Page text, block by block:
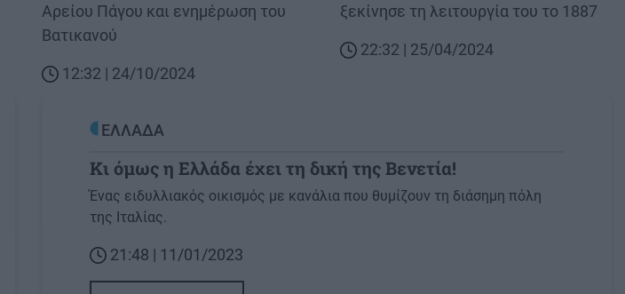
Αρείου Πάγου και ενημέρωση του
Βατικανού
12:32 | 24/10/2024
ξεκίνησε τη λειτουργία του το 1887
22:32 | 25/04/2024
ΕΛΛΑΔΑ
Κι όμως η Ελλάδα έχει τη δική της Βενετία!
Ένας ειδυλλιακός οικισμός με κανάλια που θυμίζουν τη διάσημη πόλη
της Ιταλίας.
21:48 | 11/01/2023